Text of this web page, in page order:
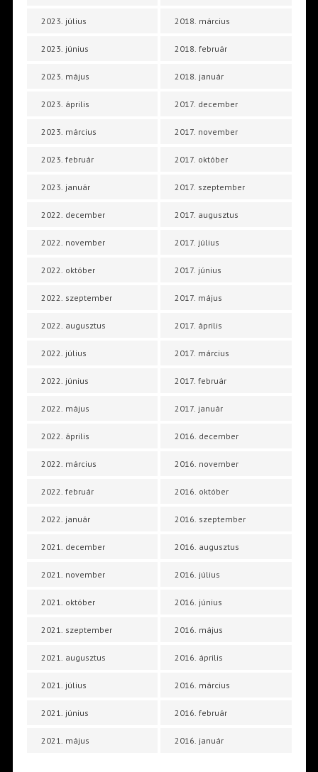
2023. július
2023. június
2023. május
2023. április
2023. március
2023. február
2023. január
2022. december
2022. november
2022. október
2022. szeptember
2022. augusztus
2022. július
2022. június
2022. május
2022. április
2022. március
2022. február
2022. január
2021. december
2021. november
2021. október
2021. szeptember
2021. augusztus
2021. július
2021. június
2021. május
2018. március
2018. február
2018. január
2017. december
2017. november
2017. október
2017. szeptember
2017. augusztus
2017. július
2017. június
2017. május
2017. április
2017. március
2017. február
2017. január
2016. december
2016. november
2016. október
2016. szeptember
2016. augusztus
2016. július
2016. június
2016. május
2016. április
2016. március
2016. február
2016. január